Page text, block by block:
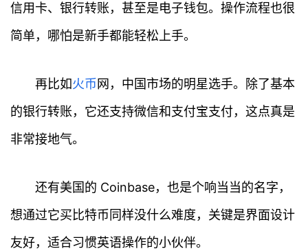
信用卡、银行转账，甚至是电子钱包。操作流程也很
简单，哪怕是新手都能轻松上手。
再比如火币 网，中国市场的明星选手。除了基本
的银行转账，它还支持微信和支付宝支付，这点真是
非常接地气。
还有美国的 Coinbase，也是个响当当的名字，
想通过它买比特币同样没什么难度，关键是界面设计
友好，适合习惯英语操作的小伙伴。